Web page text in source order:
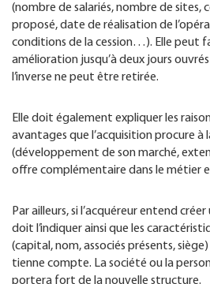
(nombre de salariés, nombre de sites,
proposé, date de réalisation de
conditions de la cession…). Elle peut
amélioration jusqu’à deux jours
l’inverse ne peut être retirée.
Elle doit également expliquer les
avantages que l’acquisition procure à
(développement de son marché,
offre complémentaire dans le métier
Par ailleurs, si l’acquéreur entend
doit l’indiquer ainsi que les
(capital, nom, associés présents,
tienne compte. La société ou la
portera fort de la nouvelle structure.